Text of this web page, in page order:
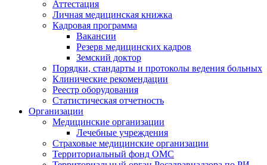
Аттестация
Личная медицинская книжка
Кадровая программа
Вакансии
Резерв медицинских кадров
Земский доктор
Порядки, стандарты и протоколы ведения больных
Клинические рекомендации
Реестр оборудования
Статистическая отчетность
Организации
Медицинские организации
Лечебные учреждения
Страховые медицинские организации
Территориальный фонд ОМС